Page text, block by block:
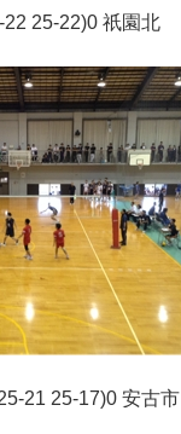
25-22)0 祇園北
21 25-17)0 安古市